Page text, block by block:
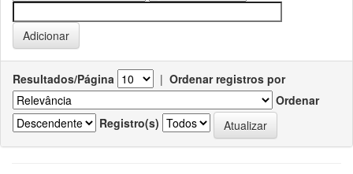
Resultados/Página | Ordenar registros por
Ordenar
Registro(s)